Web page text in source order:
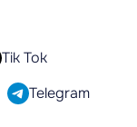
Tik Tok
Telegram